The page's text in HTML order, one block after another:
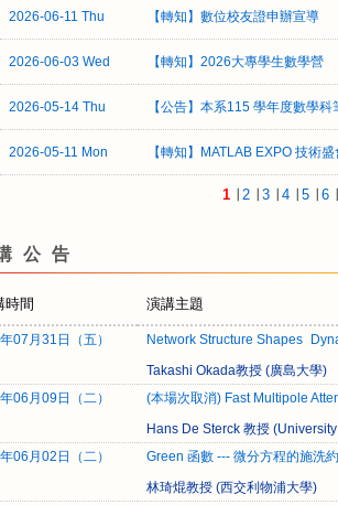
2026-06-11 Thu 【轉知】數位校友證申辦宣導
2026-06-03 Wed 【轉知】2026大專學生數學營
2026-05-14 Thu 【公告】本系115 學年度數學
2026-05-11 Mon 【轉知】MATLAB EXPO 技術
1∣ 2∣ 3∣ 4∣ 5∣ 6∣
公告
時間 演講主題
07月31日（五） Network Structure Shapes
Takashi Okada教授 (廣島大學)
06月09日（二）
(本場次取消) Fast Multipole
Hans De Sterck 教授
06月02日（二）
Green 函數 --- 微分方程的施洗
林琦焜教授 (西交利物浦大學)